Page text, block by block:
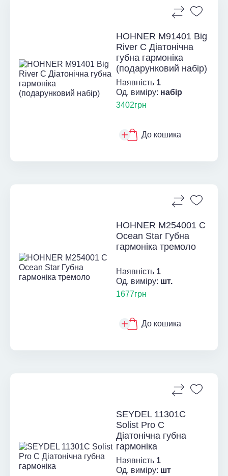
HOHNER M91401 Big
River C Діатонічна
губна гармоніка
(подарунковий набір)
Наявність 1
Од. виміру: набір
3402грн
До кошика
HOHNER М254001 C
Ocean Star Губна
гармоніка тремоло
Наявність 1
Од. виміру: шт.
1677грн
До кошика
SEYDEL 11301C
Solist Pro C
Діатонічна губна
гармоніка
Наявність 1
Од. виміру: шт